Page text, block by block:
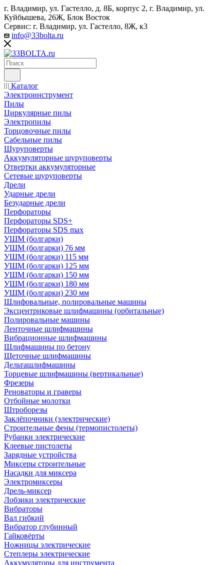
г. Владимир, ул. Гастелло, д. 8Б, корпус 2, г. Владимир, ул. ​
Куйбышева, 26Ж, Блок Восток
Сервис: г. Владимир, ул. Гастелло, 8Ж, к3
info@33bolta.ru
Каталог
Электроинструмент
Пилы
Циркулярные пилы
Электропилы
Торцовочные пилы
Сабельные пилы
Шуруповерты
Аккумуляторные шуруповерты
Отвертки аккумуляторные
Сетевые шуруповерты
Дрели
Ударные дрели
Безударные дрели
Перфораторы
Перфораторы SDS+
Перфораторы SDS max
УШМ (болгарки)
УШМ (болгарки) 76 мм
УШМ (болгарки) 115 мм
УШМ (болгарки) 125 мм
УШМ (болгарки) 150 мм
УШМ (болгарки) 180 мм
УШМ (болгарки) 230 мм
Шлифовальные, полировальные машины
Эксцентриковые шлифмашины (орбитальные)
Полировальные машины
Ленточные шлифмашины
Вибрационные шлифмашины
Шлифмашины по бетону
Щеточные шлифмашины
Дельташлифмашины
Торцевые шлифмашины (вертикальные)
Фрезеры
Реноваторы и граверы
Отбойные молотки
Штроборезы
Заклёпочники (электрические)
Строительные фены (термопистолеты)
Рубанки электрические
Клеевые пистолеты
Зарядные устройства
Миксеры строительные
Насадки для миксера
Электромиксеры
Дрель-миксер
Лобзики электрические
Вибраторы
Вал гибкий
Вибратор глубинный
Гайковёрты
Ножницы электрические
Степлеры электрические
Аккумуляторы для инструмента